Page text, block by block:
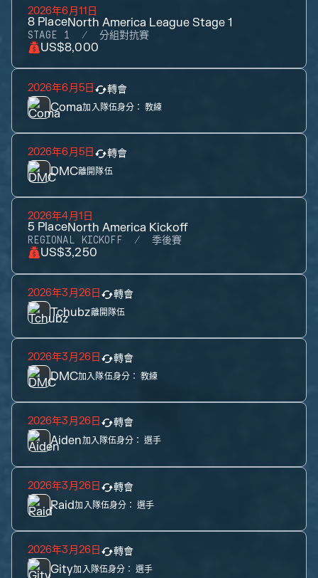
2026年6月11日
8 PlaceNorth America League Stage 1
STAGE 1 分組對抗賽
US$8,000
2026年6月5日 轉會
Coma加入隊伍身分： 教練
2026年6月5日 轉會
DMC離開隊伍
2026年4月1日
5 PlaceNorth America Kickoff
REGIONAL KICKOFF 季後賽
US$3,250
2026年3月26日 轉會
Tchubz離開隊伍
2026年3月26日 轉會
DMC加入隊伍身分： 教練
2026年3月26日 轉會
Aiden加入隊伍身分： 選手
2026年3月26日 轉會
Raid加入隊伍身分： 選手
2026年3月26日 轉會
Gity加入隊伍身分： 選手